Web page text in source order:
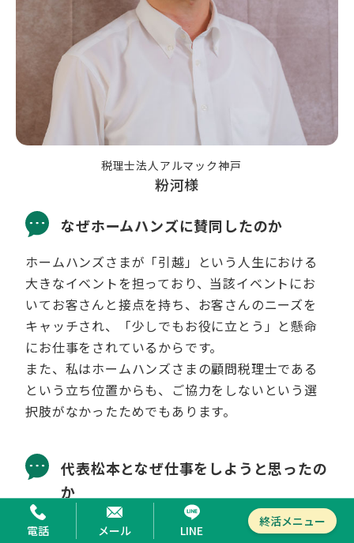
税理士法人アルマック神戸
粉河様
なぜホームハンズに賛同したのか
ホームハンズさまが「引越」という人生における
大きなイベントを担っており、当該イベントにお
いてお客さんと接点を持ち、お客さんのニーズを
キャッチされ、「少しでもお役に立とう」と懸命
にお仕事をされているからです。
また、私はホームハンズさまの顧問税理士である
という立ち位置からも、ご協力をしないという選
択肢がなかったためでもあります。
代表松本となぜ仕事をしようと思ったの
か
お客さんの潜在的なニーズを掘り起こす鋭い感性
電話 メール LINE
終活メニュー